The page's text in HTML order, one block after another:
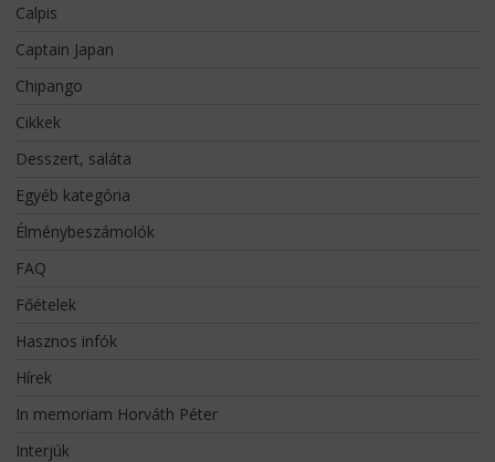
Calpis
Captain Japan
Chipango
Cikkek
Desszert, saláta
Egyéb kategória
Élménybeszámolók
FAQ
Főételek
Hasznos infók
Hírek
In memoriam Horváth Péter
Interjúk